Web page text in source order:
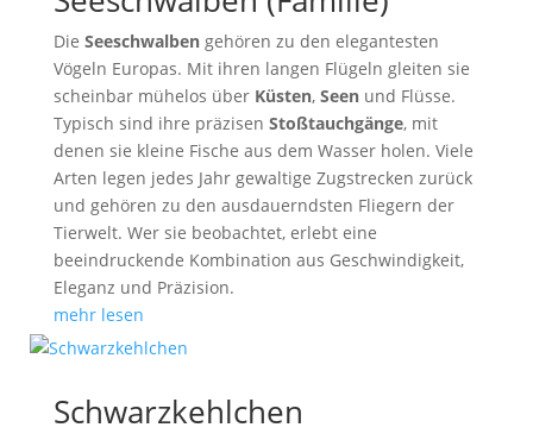
Die Seeschwalbengehören zu den elegantesten
Vögeln Europas. Mit ihren langen Flügeln gleiten sie
scheinbar mühelos über Küsten, Seenund Flüsse.
Typisch sind ihre präzisen Stoßtauchgänge, mit
denen sie kleine Fische aus dem Wasser holen. Viele
Arten legen jedes Jahr gewaltige Zugstrecken zurück
und gehören zu den ausdauerndsten Fliegern der
Tierwelt. Wer sie beobachtet, erlebt eine
beeindruckende Kombination aus Geschwindigkeit,
Eleganz und Präzision.
mehr lesen
Schwarzkehlchen